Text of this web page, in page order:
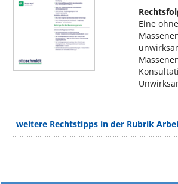
Eine
weitere Rechtstipps in der Rubrik